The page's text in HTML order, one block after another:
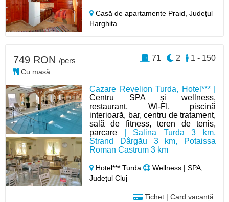
Casă de apartamente Praid,Județul
Harghita
Cazare Revelion Turda, Hotel*** |
Centru SPA și wellness,
restaurant, WI-FI, piscină
interioară, bar, centru de tratament,
sală de fitness, teren de tenis,
parcare | Salina Turda 3 km,
Strand Dârgău 3 km, Potaissa
Roman Castrum 3 km
Hotel*** Turda
Wellness | SPA,
Județul Cluj
Tichet | Card vacanță
749 RON /pers
Cu masă
1 - 150
2
71